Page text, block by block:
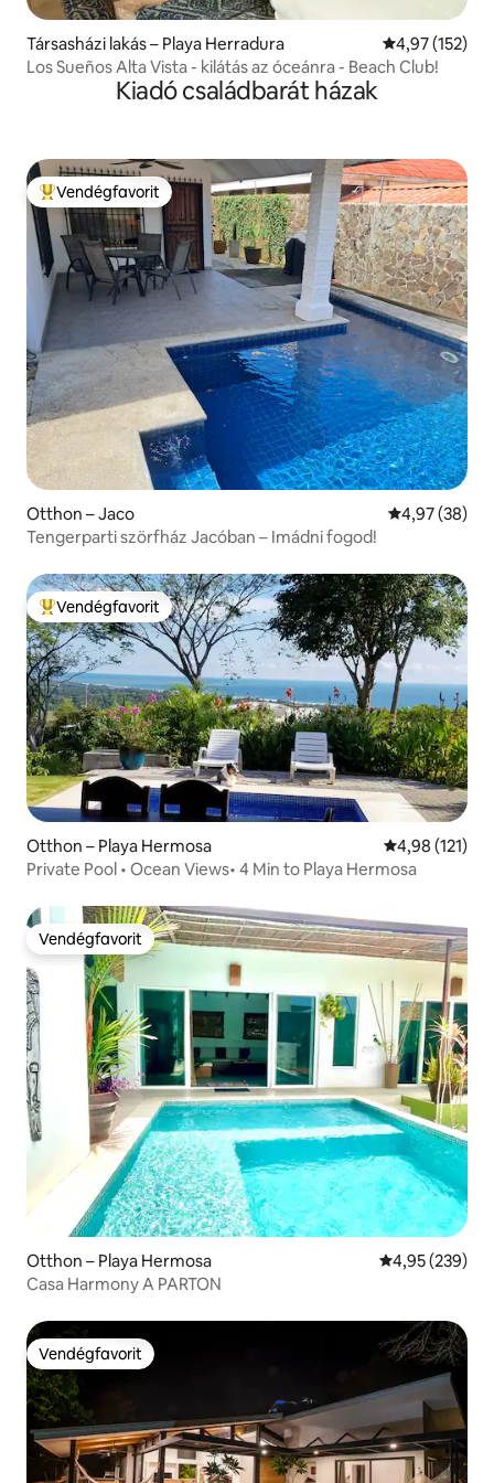
Társasházi lakás – Playa Herradura Átlagos
4,97 (152)
Los Sueños Alta Vista - kilátás az óceánra - Beach Club!
Kiadó családbarát házak
Kiemelt vendégfavorit
Vendégfavorit
Otthon – Jaco Átlagos
4,97 (38)
Tengerparti szörfház Jacóban – Imádni fogod!
Kiemelt vendégfavorit
Vendégfavorit
Otthon – Playa Hermosa Átlagos
4,98 (121)
Private Pool • Ocean Views• 4 Min to Playa Hermosa
Vendégfavorit
Vendégfavorit
Otthon – Playa Hermosa Átlagos
4,95 (239)
Casa Harmony A PARTON
Vendégfavorit
Vendégfavorit